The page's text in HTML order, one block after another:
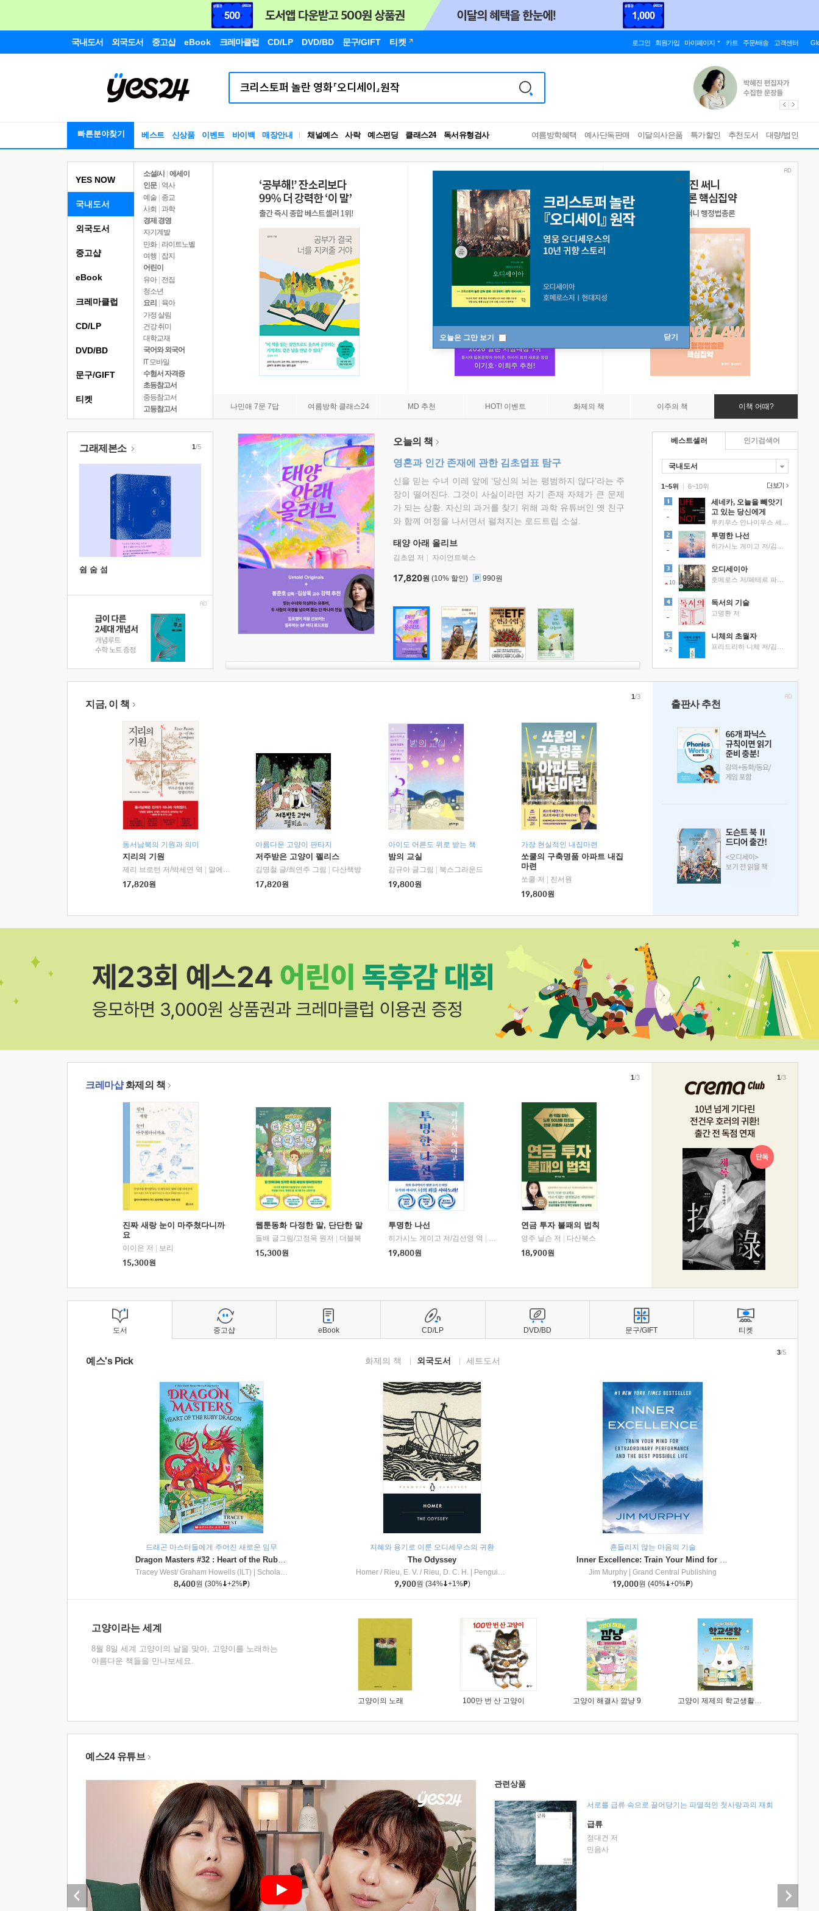
국내도서 외국도서 중고샵 eBook 크레마클럽 CD/LP DVD/BD 문구/GIFT 티켓 로그인 회원가입 마이페이지 카트 주문/배송 고객센터
빠른분야찾기 베스트 신상품 이벤트 바이백 매장안내 채널예스 사락 예스펀딩 클래스24
RBTI Lab
독서유형검사
여름방학혜택 예사단독판매 이달의사은품 특가할인 추천도서 대량/법인
오늘은 그만 보기 닫기
YES NOW
국내도서
소설/시
에세이
인문
역사
예술 | 종교
사회 | 과학
경제 경영
자기계발
만화 | 라이트노벨
여행
잡지
어린이
유아 | 전집
청소년
요리
육아
가정 살림
건강 취미
대학교재
국어와 외국어
IT 모바일
수험서 자격증
초등참고서
중등참고서
고등참고서
나민애 7문 7답 여름방학 클래스24 MD 추천 HOT! 이벤트 화제의 책 이주의 책 이책 어때?
외국도서
중고샵
eBook
크레마클럽
CD/LP
DVD/BD
문구/GIFT
티켓
그래제본소
쉼 숨 섬
1/5 오늘의 책
영혼과 인간 존재에 관한 김초엽표 탐구
신을 믿는 수녀 이레 앞에 ‘당신의 뇌는 평범하지 않다’라는 주
장이 떨어진다. 그것이 사실이라면 자기 존재 자체가 큰 문제
가 되는 상황. 자신의 과거를 찾기 위해 과학 유튜버인 옛 친구
와 함께 여정을 나서면서 펼쳐지는 로드트립 소설.
태양 아래 올리브
김초엽 저 자이언트북스
17,820원 (10% 할인) 990원
베스트셀러
국내도서
1~5위 |
세네카, 오늘을 빼앗기
고 있는 당신에게
투명한 나선
10
오디세이아
독서의 기술
고명환 저
2
니체의 초월자
6~10위
인기검색어
지금, 이 책
동서남북의 기원과 의미
지리의 기원
제리 브로턴 저/박세연 역
알에이치코리아(RHK)
17,820원
아름다운 고양이 판타지
저주받은 고양이 펠리스
김명철 글/최연주 그림
다산책방
17,820원
아이도 어른도 위로 받는 책
밤의 교실
김규아 글그림
북스그라운드
19,800원
가장 현실적인 내집마련
쏘쿨의 구축명품 아파트 내집
마련
쏘쿨 저
진서원
19,800원
1/3
출판사 추천
크레마샵화제의 책
진짜 새랑 눈이 마주쳤다니까
요
이이은 저
보리
15,300원
웹툰동화 다정한 말, 단단한 말
돌배 글그림/고정욱 원저
더블북
15,300원
투명한 나선
히가시노 게이고 저/김선영 역
북다
19,800원
연금 투자 불패의 법칙
영주 닐슨 저
다산북스
18,900원
1/3 1/3
도서
예스's Pick 화제의 책 외국도서 세트도서
드래곤 마스터들에게 주어진 새로운 임무
Dragon Masters #32 : Heart of the Ruby Dragon (A Branches Book)
Tracey West/ Graham Howells (ILT)
Scholastic Inc
8,400원 (30% +2% )
지혜와 용기로 이룬 오디세우스의 귀환
The Odyssey
Homer / Rieu, E. V. / Rieu, D. C. H.
Penguin Group
9,900원 (34% +1% )
흔들리지 않는 마음의 기술
Inner Excellence: Train Your Mind for Extraordinary Performance and the Best Possible Life
Jim Murphy
Grand Central Publishing
19,000원 (40% +0% )
3/5
고양이라는 세계
8월 8일 세계 고양이의 날을 맞아, 고양이를 노래하는
아름다운 책들을 만나보세요.
고양이의 노래 100만 번 산 고양이 고양이 해결사 깜냥 9 고양이 제제의 학교생활 1 : 초등학생이 이렇게 힘들 줄이야
중고샵 eBook CD/LP DVD/BD 문구/GIFT 티켓
예스24 유튜브
관련상품
서로를 급류 속으로 끌어당기는 파멸적인 첫사랑과의 재회
급류
정대건 저
민음사